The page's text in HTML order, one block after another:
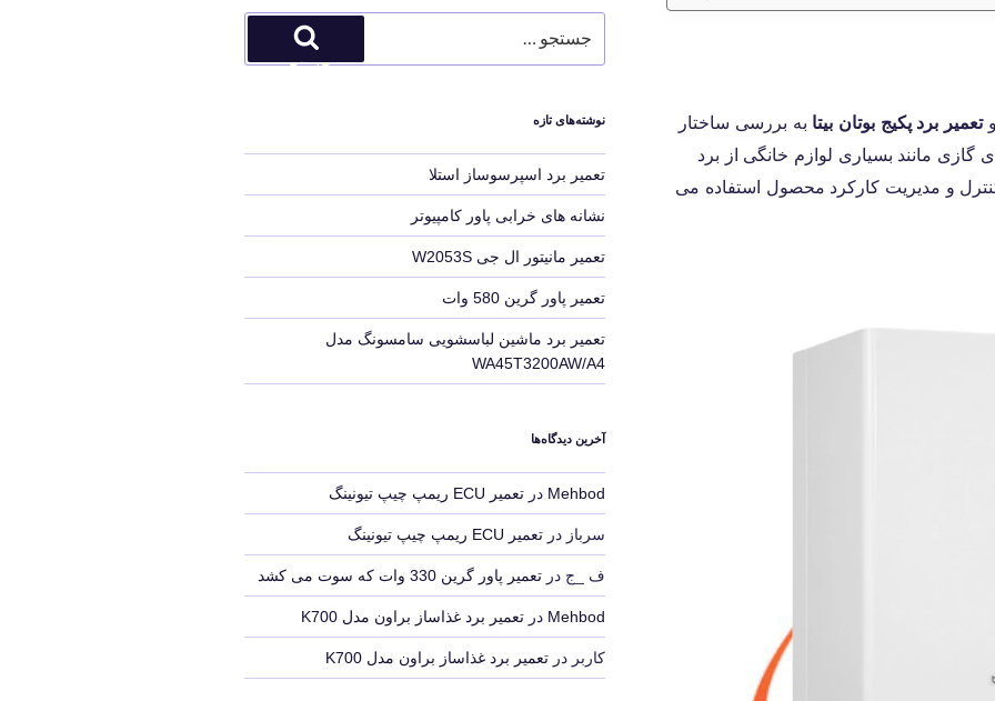
وتعمیر برد پکیج بوتان بیتا به بررسی ساختار
گازی مانند بسیاری لوازم خانگی از برد
کنترل و مدیریت کارکرد محصول استفاده می
برای
جستجو
نوشته‌های تازه
تعمیر برد اسپرسوساز استلا
نشانه های خرابی پاور کامپیوتر
تعمیر مانیتور ال جی W2053S
تعمیر پاور گرین 580 وات
تعمیر برد ماشین لباسشویی سامسونگ مدل
WA45T3200AW/A4
آخرین دیدگاه‌ها
Mehbod در تعمیر ECU ریمپ چیپ تیونینگ
سرباز در تعمیر ECU ریمپ چیپ تیونینگ
ف _ج در تعمیر پاور گرین 330 وات که سوت می کشد
Mehbod در تعمیر برد غذاساز براون مدل K700
کاربر در تعمیر برد غذاساز براون مدل K700